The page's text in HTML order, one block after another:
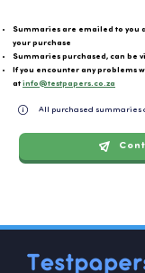
Summaries are emailed to you
your purchase
Summaries purchased, can be
If you encounter any problems
at info@testpapers.co.za
All purchased summaries